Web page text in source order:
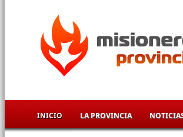
INICIO LA PROVINCIA